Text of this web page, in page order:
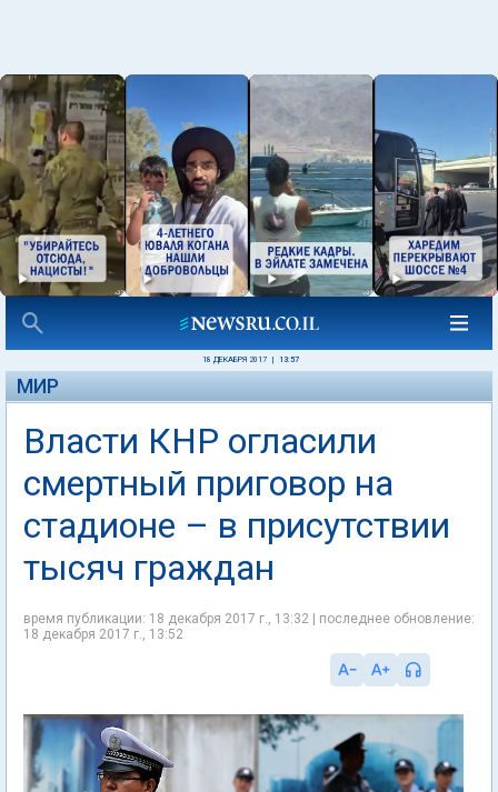
18 ДЕКАБРЯ 2017 13:57
МИР
Власти КНР огласили
смертный приговор на
стадионе – в присутствии
тысяч граждан
время публикации: 18 декабря 2017 г., 13:32 | последнее обновление:
18 декабря 2017 г., 13:52